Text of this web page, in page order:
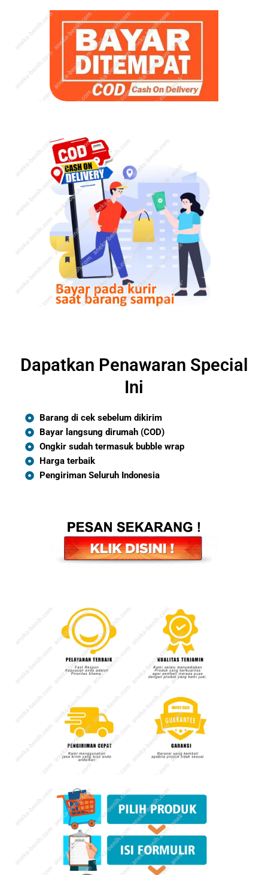
Dapatkan Penawaran Special
Ini
Barang di cek sebelum dikirim
Bayar langsung dirumah (COD)
Ongkir sudah termasuk bubble wrap
Harga terbaik
Pengiriman Seluruh Indonesia